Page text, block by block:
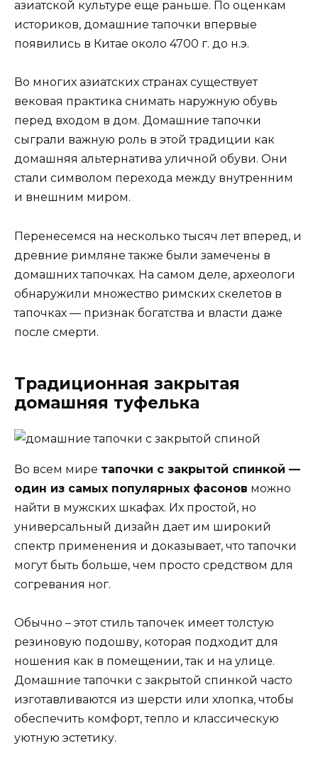
азиатской культуре еще раньше. По оценкам
историков, домашние тапочки впервые
появились в Китае около 4700 г. до н.э.
Во многих азиатских странах существует
вековая практика снимать наружную обувь
перед входом в дом. Домашние тапочки
сыграли важную роль в этой традиции как
домашняя альтернатива уличной обуви. Они
стали символом перехода между внутренним
и внешним миром.
Перенесемся на несколько тысяч лет вперед, и
древние римляне также были замечены в
домашних тапочках. На самом деле, археологи
обнаружили множество римских скелетов в
тапочках — признак богатства и власти даже
после смерти.
Традиционная закрытая
домашняя туфелька
Во всем мире тапочки с закрытой спинкой —
один из самых популярных фасонов можно
найти в мужских шкафах. Их простой, но
универсальный дизайн дает им широкий
спектр применения и доказывает, что тапочки
могут быть больше, чем просто средством для
согревания ног.
Обычно – этот стиль тапочек имеет толстую
резиновую подошву, которая подходит для
ношения как в помещении, так и на улице.
Домашние тапочки с закрытой спинкой часто
изготавливаются из шерсти или хлопка, чтобы
обеспечить комфорт, тепло и классическую
уютную эстетику.